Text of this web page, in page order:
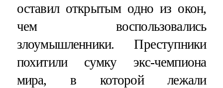
оставил открытым одно из окон,
чем воспользовались
злоумышленники. Преступники
похитили сумку экс-чемпиона
мира, в которой лежали